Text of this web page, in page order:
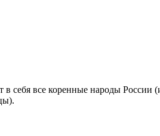
себя все коренные народы России